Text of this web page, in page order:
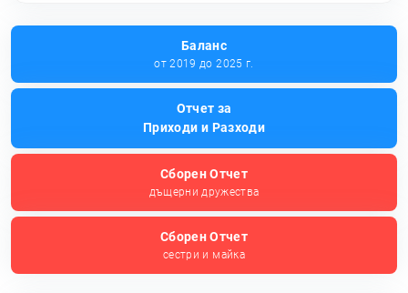
Баланс
от 2019 до 2025 г.
Отчет за
Приходи и Разходи
Сборен Отчет
дъщерни дружества
Сборен Отчет
сестри и майка